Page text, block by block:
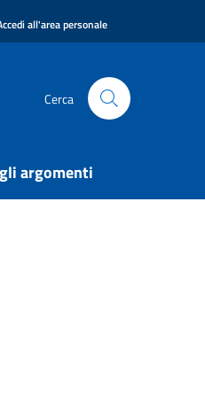
all'area personale
Cerca
argomenti